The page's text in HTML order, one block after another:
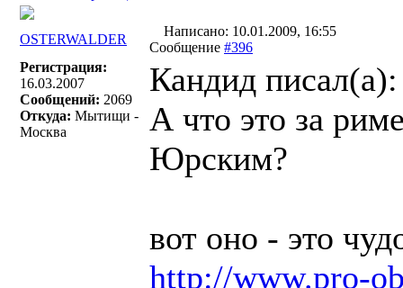
OSTERWALDER
Написано: 10.01.2009, 16:55
Сообщение #396
Регистрация:
16.03.2007
Сообщений: 2069
Откуда: Мытищи -
Москва
Кандид писал(a):
А что это за
Юрским?
вот оно - это
http://www.pro-